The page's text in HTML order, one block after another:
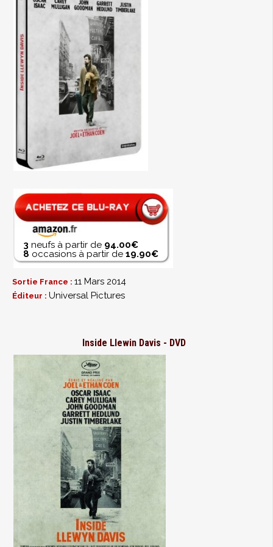
3 neufs à partir de 94.00€
8 occasions à partir de 19.90€
Sortie France : 11 Mars 2014
Éditeur : Universal Pictures
Inside Llewin Davis - DVD